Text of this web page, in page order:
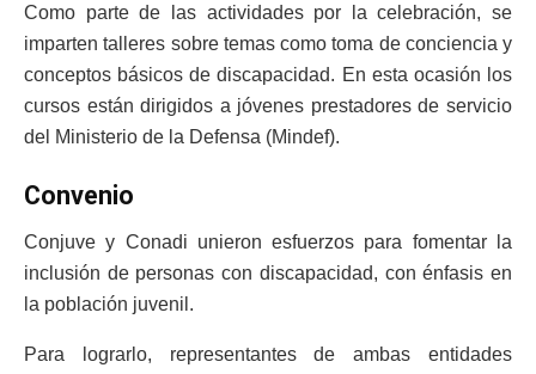
Como parte de las actividades por la celebración, se
imparten talleres sobre temas como toma de conciencia y
conceptos básicos de discapacidad. En esta ocasión los
cursos están dirigidos a jóvenes prestadores de servicio
del Ministerio de la Defensa (Mindef).
Convenio
Conjuve y Conadi unieron esfuerzos para fomentar la
inclusión de personas con discapacidad, con énfasis en
la población juvenil.
Para lograrlo, representantes de ambas entidades